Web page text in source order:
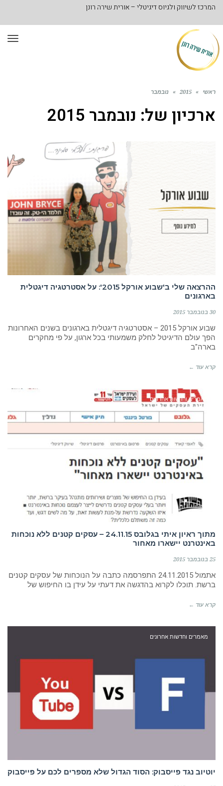
המרכז לשיווק ולגיוס דיגיטלי – אורית שירה רונן
ראשי »
2015
» נובמבר
ארכיון של: נובמבר 2015
ההרצאה שלי ב'שבוע אורקל 2015': על אסטרטגיה דיגטלית
בארגונים
30 בנובמבר 2015
שבוע אורקל 2015 – אסטרטגיה דיגטלית בארגונים בשנים האחרונות
הפך עולם הדיגיטל לחלק משמעותי בכל ארגון, על פי מחקרים
בארה"ב
קרא עוד ←
מאמרים וחדשות אחרונים
מתוך ראיון איתי בגלובס 24.11.15 – עסקים קטנים ללא נוכחות
באינטרנט יישארו מאחור
25 בנובמבר 2015
אתמול 24.11.2015 התפרסמה כתבה על הנוכחות של עסקים קטנים
ברשת. תוכלו לקרוא בהדגשה את דעתי על עידן בו החיפוש של
קרא עוד ←
מאמרים וחדשות אחרונים
יוטיוב נגד פייסבוק: הסוד הגדול שלא מספרים לכם על פייסבוק